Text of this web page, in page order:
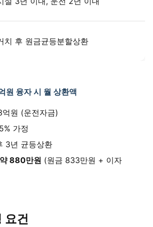
치 후 원금균등분할상환
원 융자 시 월 상환액
원 (운전자금)
가정
3년 균등상환
880만원 (원금 833만원 + 이자
요건